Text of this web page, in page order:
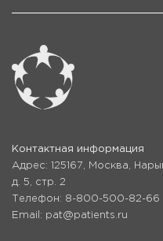
Контактная информация
Адрес: 125167, Москва,
д. 5, стр. 2
Телефон: 8-800-500-82-66
Email: pat@patients.ru